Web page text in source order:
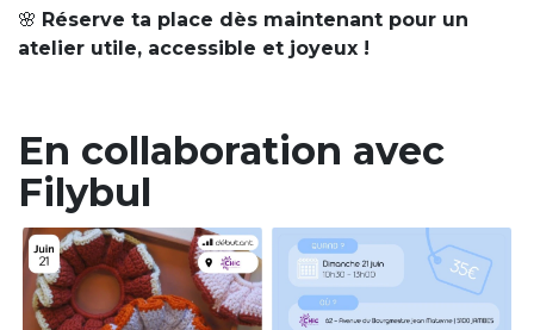
🌸 Réserve ta place dès maintenant pour un
atelier utile, accessible et joyeux !
En collaboration avec
Filybul